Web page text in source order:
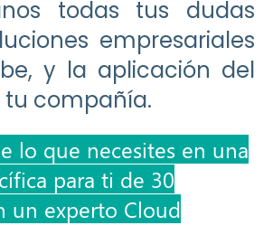
todas tus dudas
empresariales
y la aplicación del
tu compañía.
lo que necesites en una
para ti de 30
un experto Cloud